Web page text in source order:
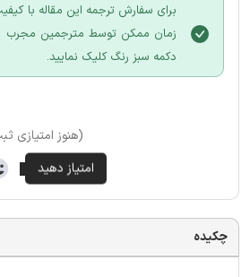
برای سفارش ترجمه این مقاله با
زمان ممکن توسط مترجمین مجرب
دکمه سبز رنگ کلیک نمایید.
(هنوز امتیازی
چکیده